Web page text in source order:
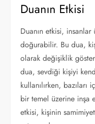
Duanın Etkisi
Duanın etkisi,
doğurabilir. Bu dua,
olarak değişiklik
dua, sevdiği kişiyi
kullanılırken,
bir temel üzerine inşa
etkisi, kişinin